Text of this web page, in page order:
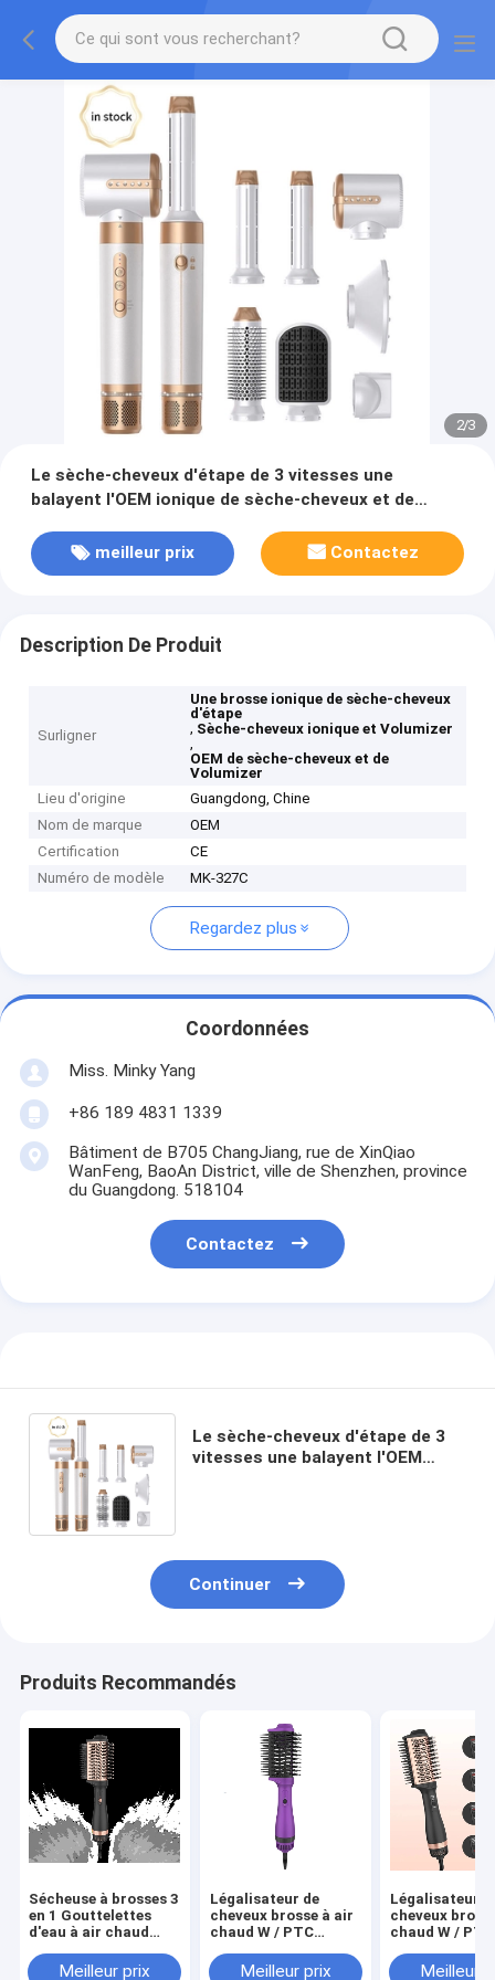
2/3
Le sèche-cheveux d'étape de 3 vitesses une
balayent l'OEM ionique de sèche-cheveux et de
meilleur prix
Contactez
Description De Produit
Surligner
Une brosse ionique de sèche-cheveux
d'étape
, Sèche-cheveux ionique et Volumizer
,
OEM de sèche-cheveux et de
Volumizer
Lieu d'origine
Guangdong, Chine
Nom de marque
OEM
Certification
CE
Numéro de modèle
MK-327C
Regardez plus
Coordonnées
Miss. Minky Yang
+86 189 4831 1339
Bâtiment de B705 ChangJiang, rue de XinQiao
WanFeng, BaoAn District, ville de Shenzhen, province
du Guangdong. 518104
Contactez
Le sèche-cheveux d'étape de 3
vitesses une balayent l'OEM
Continuer
Produits Recommandés
Sécheuse à brosses 3
en 1 Gouttelettes
d'eau à air chaud
en une seule
Meilleur prix
Légalisateur de
cheveux brosse à air
chaud W / PTC
sèche-cheveux
Meilleur prix
Légalisateur
cheveux
chaud W / PTC
sèche-cheveux
Meilleur